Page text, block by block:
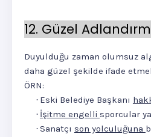
12. Güzel
Duyulduğu zaman olumsuz
daha güzel şekilde ifade
ÖRN:
· Eski Belediye Başkanı
· İşitme engelli sporcular
·Sanatçı son yolculuğuna